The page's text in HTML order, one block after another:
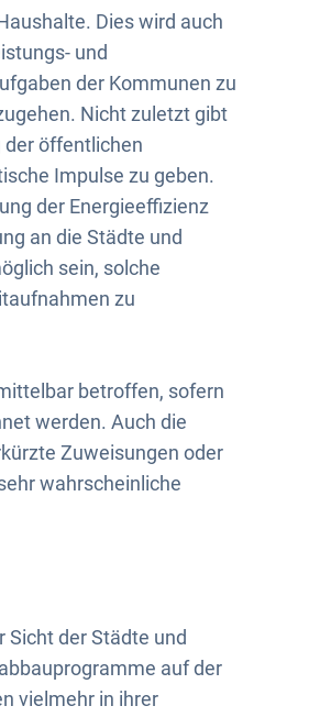
Dies wird auch
und
der Kommunen zu
Nicht zuletzt gibt
der öffentlichen
Impulse zu geben.
der Energieeffizienz
an die Städte und
sein, solche
zu
betroffen, sofern
werden. Auch die
Zuweisungen oder
wahrscheinliche
Sicht der Städte und
auf der
vielmehr in ihrer